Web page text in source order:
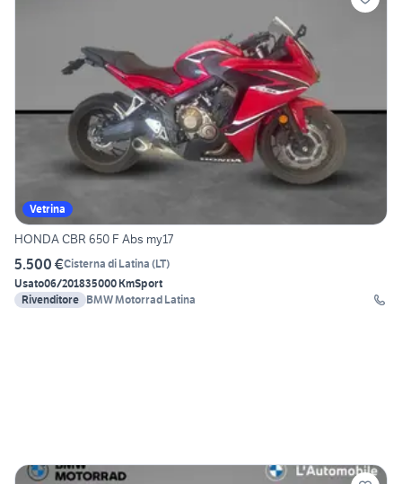
Vetrina
HONDA CBR 650 F Abs my17
5.500 €Cisterna di Latina (LT)
Usato06/201835000 KmSport
Rivenditore BMW Motorrad Latina